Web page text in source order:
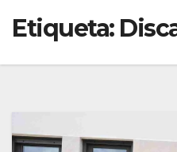
Etiqueta: